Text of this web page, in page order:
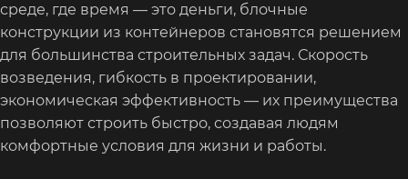
среде, где время — это деньги, блочные
конструкции из контейнеров становятся решением
для большинства строительных задач. Скорость
возведения, гибкость в проектировании,
экономическая эффективность — их преимущества
позволяют строить быстро, создавая людям
комфортные условия для жизни и работы.